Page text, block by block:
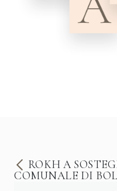
ROKH A
COMUNALE DI